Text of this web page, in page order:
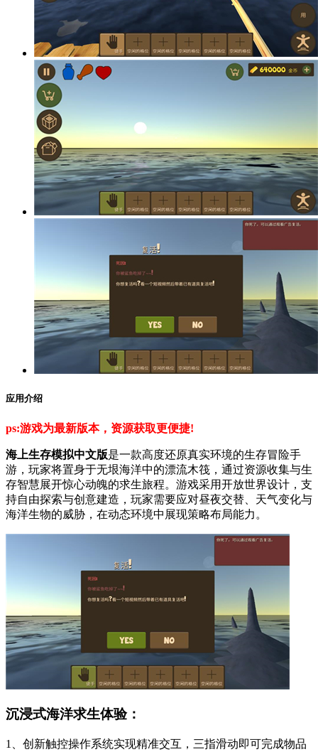
应用介绍
ps:游戏为最新版本，资源获取更便捷!
海上生存模拟中文版是一款高度还原真实环境的生存冒险手
游，玩家将置身于无垠海洋中的漂流木筏，通过资源收集与生
存智慧展开惊心动魄的求生旅程。游戏采用开放世界设计，支
持自由探索与创意建造，玩家需要应对昼夜交替、天气变化与
海洋生物的威胁，在动态环境中展现策略布局能力。
沉浸式海洋求生体验：
1、创新触控操作系统实现精准交互，三指滑动即可完成物品